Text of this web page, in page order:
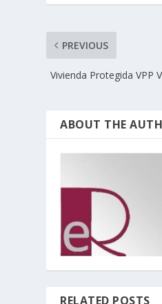
PREVIOUS
Vivienda Protegida VPP
ABOUT THE
RELATED POSTS